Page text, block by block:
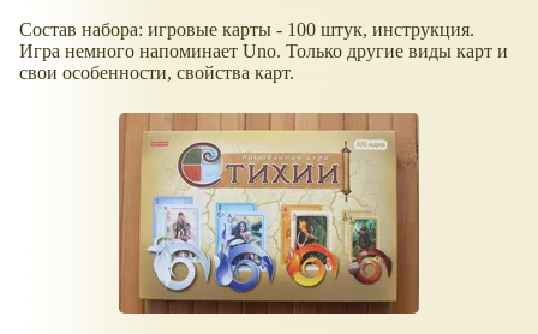
Состав набора: игровые карты - 100 штук, инструкция.
Игра немного напоминает Uno. Только другие виды карт и
свои особенности, свойства карт.